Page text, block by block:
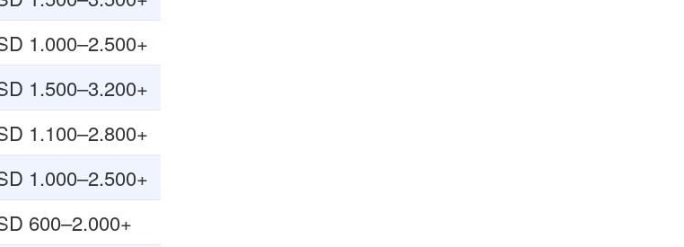
1.000–2.500+
1.500–3.200+
1.100–2.800+
1.000–2.500+
600–2.000+